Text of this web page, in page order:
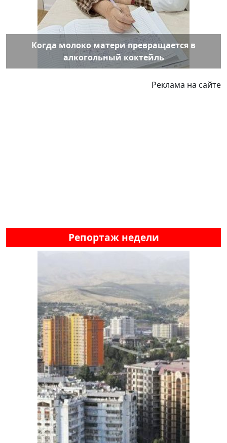
Когда молоко матери превращается в
алкогольный коктейль
Реклама на сайте
Репортаж недели